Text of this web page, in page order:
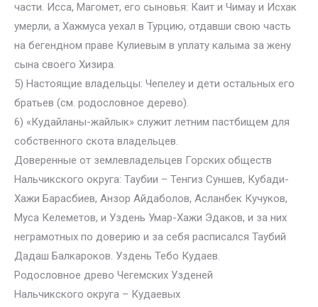
части. Исса, Магомет, его сыновья: Каит и Чимау и Исхак
умерли, а Хажмуса уехал в Турцию, отдавши свою часть
на бегендном праве Кулиевым в уплату калыма за жену
сына своего Хизира.
5) Настоящие владельцы: Чепелеу и дети остальных его
братьев (см. родословное дерево).
6) «Кудайланы-жайлык» служит летним пастбищем для
собственного скота владельцев.
Доверенные от землевладельцев Горских обществ
Нальчикского округа: Таубии – Тенгиз Суншев, Кубади-
Хажи Барасбиев, Анзор Айдаболов, Асланбек Кучуков,
Муса Келеметов, и Уздень Умар-Хажи Эдаков, и за них
неграмотных по доверию и за себя расписался Таубий
Дадаш Балкароков. Уздень Тебо Кудаев.
Родословное древо Чегемских Узденей
Нальчикского округа – Кудаевых